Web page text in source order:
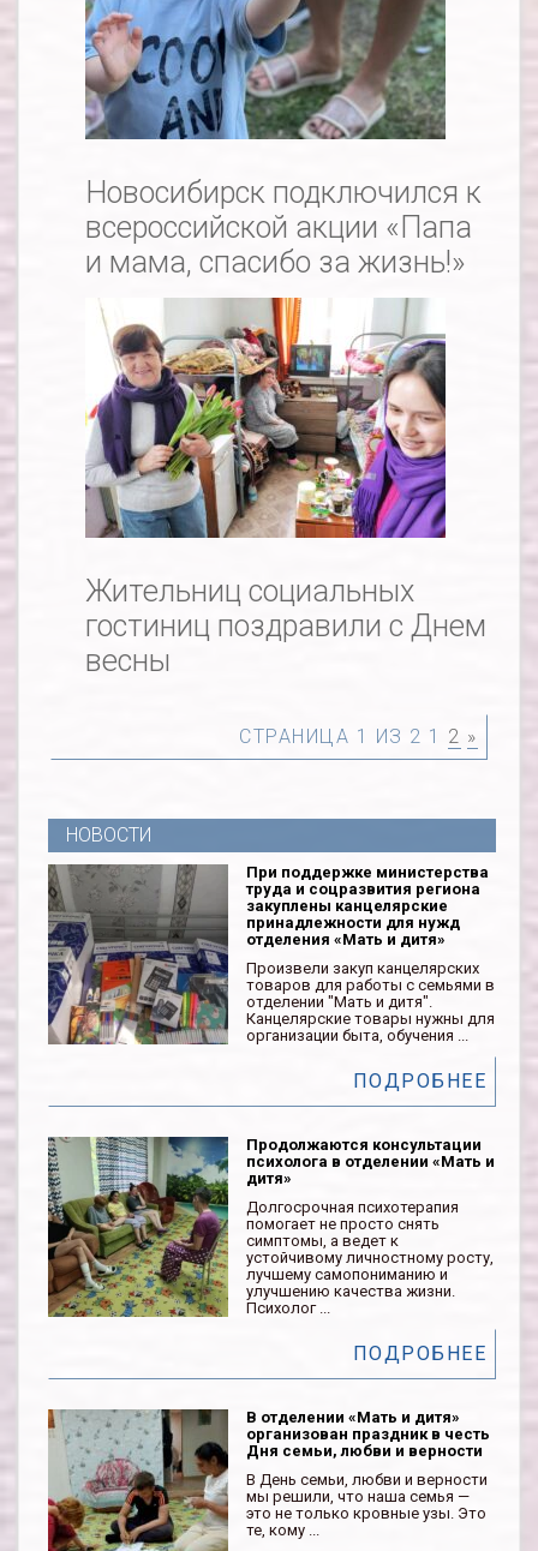
Новосибирск подключился к
всероссийской акции «Папа
и мама, спасибо за жизнь!»
Жительниц социальных
гостиниц поздравили с Днем
весны
СТРАНИЦА 1 ИЗ 2 1 2 »
НОВОСТИ
При поддержке министерства
труда и соцразвития региона
закуплены канцелярские
принадлежности для нужд
отделения «Мать и дитя»
Произвели закуп канцелярских
товаров для работы с семьями в
отделении "Мать и дитя".
Канцелярские товары нужны для
организации быта, обучения ...
ПОДРОБНЕЕ
Продолжаются консультации
психолога в отделении «Мать и
дитя»
Долгосрочная психотерапия
помогает не просто снять
симптомы, а ведет к
устойчивому личностному росту,
лучшему самопониманию и
улучшению качества жизни.
Психолог ...
ПОДРОБНЕЕ
В отделении «Мать и дитя»
организован праздник в честь
Дня семьи, любви и верности
В День семьи, любви и верности
мы решили, что наша семья —
это не только кровные узы. Это
те, кому ...